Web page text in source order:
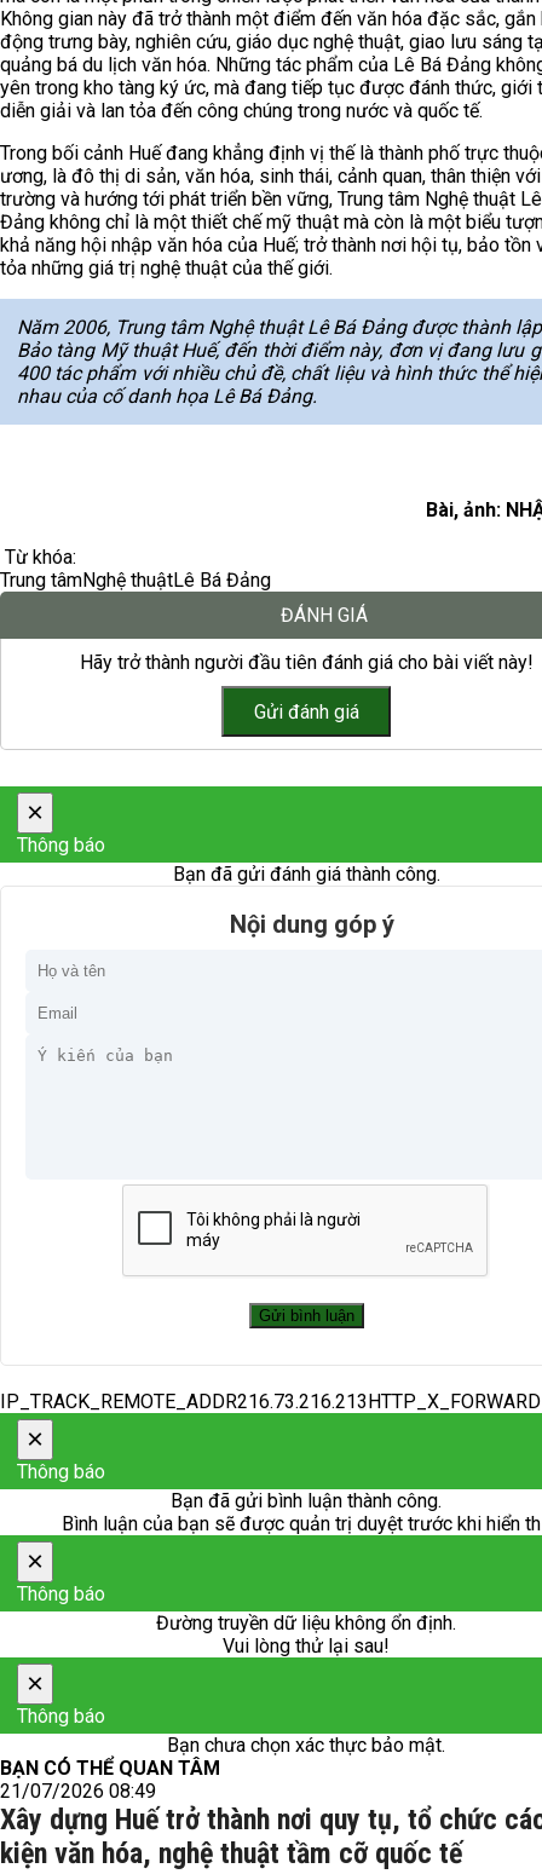
Không gian này đã trở thành một điểm đến văn hóa đặc sắc,
động trưng bày, nghiên cứu, giáo dục nghệ thuật, giao lưu sáng
quảng bá du lịch văn hóa. Những tác phẩm của Lê Bá Đảng
yên trong kho tàng ký ức, mà đang tiếp tục được đánh thức, giới
diễn giải và lan tỏa đến công chúng trong nước và quốc tế.
Trong bối cảnh Huế đang khẳng định vị thế là thành phố trực
ương, là đô thị di sản, văn hóa, sinh thái, cảnh quan, thân thiện
trường và hướng tới phát triển bền vững, Trung tâm Nghệ thuật
Đảng không chỉ là một thiết chế mỹ thuật mà còn là một biểu
khả năng hội nhập văn hóa của Huế; trở thành nơi hội tụ, bảo tồn
tỏa những giá trị nghệ thuật của thế giới.
Năm 2006, Trung tâm Nghệ thuật Lê Bá Đảng được thành
Bảo tàng Mỹ thuật Huế, đến thời điểm này, đơn vị đang lưu
400 tác phẩm với nhiều chủ đề, chất liệu và hình thức thể
nhau của cố danh họa Lê Bá Đảng.
Bài, ảnh:
Từ khóa:
Trung tâmNghệ thuậtLê Bá Đảng
ĐÁNH GIÁ
Hãy trở thành người đầu tiên đánh giá cho bài viết này!
×
Thông báo
Bạn đã gửi đánh giá thành công.
Nội dung góp ý
×
Thông báo
Bạn đã gửi bình luận thành công.
Bình luận của bạn sẽ được quản trị duyệt trước khi hiển
×
Thông báo
Đường truyền dữ liệu không ổn định.
Vui lòng thử lại sau!
×
Thông báo
Bạn chưa chọn xác thực bảo mật.
BẠN CÓ THỂ QUAN TÂM
21/07/2026 08:49
Xây dựng Huế trở thành nơi quy tụ, tổ chức
kiện văn hóa, nghệ thuật tầm cỡ quốc tế